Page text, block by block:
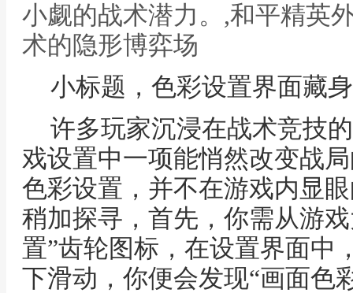
小觑的战术潜力。,和平精英
术的隐形博弈场
小标题，色彩设置界面藏
许多玩家沉浸在战术竞技
戏设置中一项能悄然改变战
色彩设置，并不在游戏内显
稍加探寻，首先，你需从游
置”齿轮图标，在设置界面中
下滑动，你便会发现“画面色